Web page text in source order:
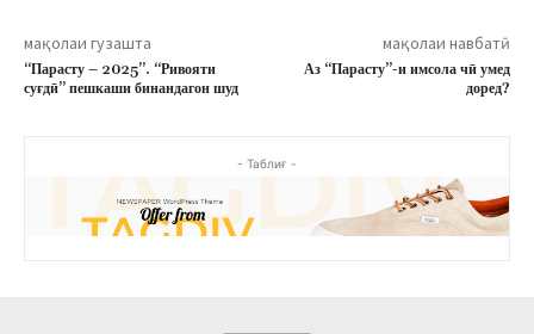
мақолаи гузашта
“Парасту – 2025”. “Ривояти
суғдӣ” пешкаши бинандагон шуд
мақолаи навбатӣ
Аз “Парасту”-и имсола чӣ умед
доред?
- Таблиғ -